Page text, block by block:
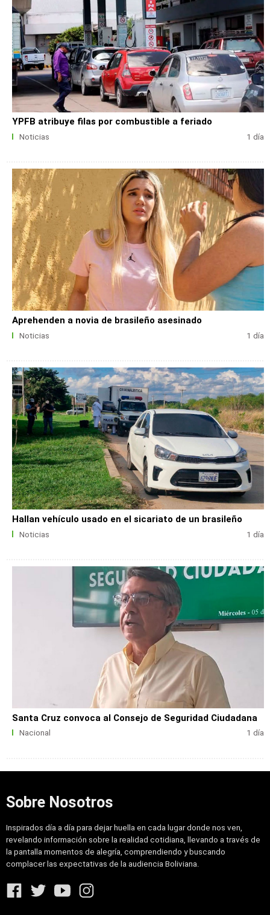
YPFB atribuye filas por combustible a feriado
Noticias 1 día
Aprehenden a novia de brasileño asesinado
Noticias 1 día
Hallan vehículo usado en el sicariato de un brasileño
Noticias 1 día
Santa Cruz convoca al Consejo de Seguridad Ciudadana
Nacional 1 día
Sobre Nosotros
Inspirados día a día para dejar huella en cada lugar donde nos ven,
revelando información sobre la realidad cotidiana, llevando a través de
la pantalla momentos de alegría, comprendiendo y buscando
complacer las expectativas de la audiencia Boliviana.